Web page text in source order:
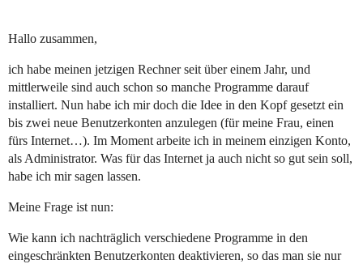
Hallo zusammen,
ich habe meinen jetzigen Rechner seit über einem Jahr, und
mittlerweile sind auch schon so manche Programme darauf
installiert. Nun habe ich mir doch die Idee in den Kopf gesetzt ein
bis zwei neue Benutzerkonten anzulegen (für meine Frau, einen
fürs Internet…). Im Moment arbeite ich in meinem einzigen Konto,
als Administrator. Was für das Internet ja auch nicht so gut sein soll,
habe ich mir sagen lassen.
Meine Frage ist nun:
Wie kann ich nachträglich verschiedene Programme in den
eingeschränkten Benutzerkonten deaktivieren, so das man sie nur